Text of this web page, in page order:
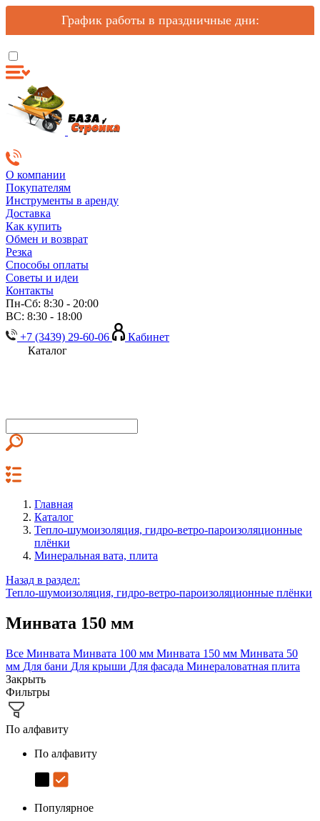
График работы в праздничные дни:
О компании
Покупателям
Инструменты в аренду
Доставка
Как купить
Обмен и возврат
Резка
Способы оплаты
Советы и идеи
Контакты
Пн-Сб: 8:30 - 20:00
ВС: 8:30 - 18:00
+7 (3439) 29-60-06
Кабинет
Каталог
Главная
Каталог
Тепло-шумоизоляция, гидро-ветро-пароизоляционные
плёнки
Минеральная вата, плита
Назад в раздел:
Тепло-шумоизоляция, гидро-ветро-пароизоляционные плёнки
Минвата 150 мм
Все Минвата Минвата 100 мм Минвата 150 мм Минвата 50
мм Для бани Для крыши Для фасада Минераловатная плита
Закрыть
Фильтры
По алфавиту
По алфавиту
Популярное